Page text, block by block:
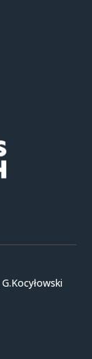
G.Kocyłowski